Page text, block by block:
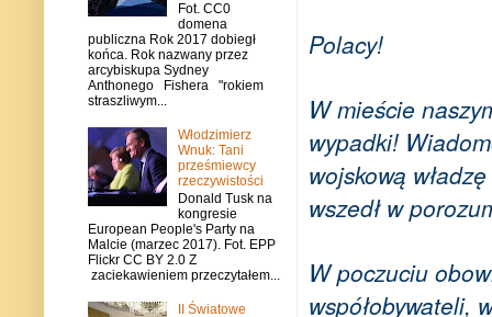
Polacy!
W mieście
wypadki!
wojskową
wszedł w
W poczuciu
współobywateli,
Fot. CC0
domena
publiczna Rok 2017 dobiegł
końca. Rok nazwany przez
arcybiskupa Sydney
Anthonego Fishera "rokiem
straszliwym...
Włodzimierz
Wnuk: Tani
prześmiewcy
rzeczywistości
Donald Tusk na
kongresie
European People's Party na
Malcie (marzec 2017). Fot. EPP
Flickr CC BY 2.0 Z
zaciekawieniem przeczytałem...
II Światowe